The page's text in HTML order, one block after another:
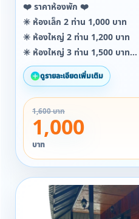
❤️ ราคาห้องพัก ❤️
✳️ ห้องเล็ก 2 ท่าน 1,000 บาท
✳️ ห้องใหญ่ 2 ท่าน 1,200 บาท
✳️ ห้องใหญ่ 3 ท่าน 1,500 บาท
❤️ ราคากิจกรรม ❤️
⭐ แพเปียกรอบละ 1,000 ( 1-
⭐ แพล่องหลังใหญ่ 2,000 ( 20 ท่
⭐ นั่งเรือชมธรรมชาติ 400 ( 1-8
❌ ราคาห้องพัก รวมอาหารเช้า
❌ ห้องพักพัดลม (ไม่มี ทีวี ไวไฟ
❌ งดปิ้งย่างทุกชนิด ไม่รับสัตว์เ
ดูรายละเอียดเพิ่มเติม
1,600 บาท
1,000
บาท